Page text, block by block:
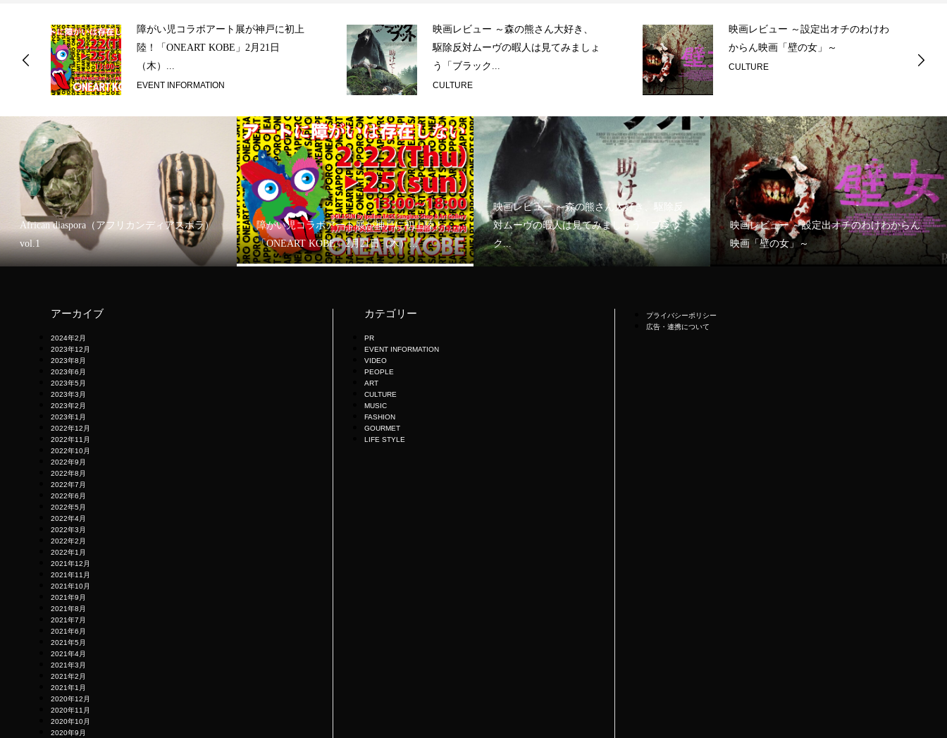
障がい児コラボアート展が神戸に初上
陸！「ONEART KOBE」2月21日
（木）...
EVENT INFORMATION
映画レビュー ～森の熊さん大好き、
駆除反対ムーヴの暇人は見てみましょ
う「ブラック...
CULTURE
映画レビュー ～設定出オチのわけわ
からん映画「壁の女」～
CULTURE
African diaspora（アフリカンディアスポラ）
vol.1
障がい児コラボアート展が神戸に初上陸！
「ONEART KOBE」2月21日（木）...
映画レビュー ～森の熊さん大好き、駆除反
対ムーヴの暇人は見てみましょう「ブラッ
ク...
映画レビュー ～設定出オチのわけわからん
映画「壁の女」～
アーカイブ
2024年2月
2023年12月
2023年8月
2023年6月
2023年5月
2023年3月
2023年2月
2023年1月
2022年12月
2022年11月
2022年10月
2022年9月
2022年8月
2022年7月
2022年6月
2022年5月
2022年4月
2022年3月
2022年2月
2022年1月
2021年12月
2021年11月
2021年10月
2021年9月
2021年8月
2021年7月
2021年6月
2021年5月
2021年4月
2021年3月
2021年2月
2021年1月
2020年12月
2020年11月
2020年10月
2020年9月
カテゴリー
PR
EVENT INFORMATION
VIDEO
PEOPLE
ART
CULTURE
MUSIC
FASHION
GOURMET
LIFE STYLE
プライバシーポリシー
広告・連携について